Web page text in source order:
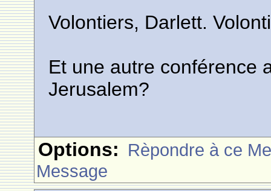
Volontiers, Darlett.
Et une autre conférence
Jerusalem?
Options: Rèpondre à ce
Message